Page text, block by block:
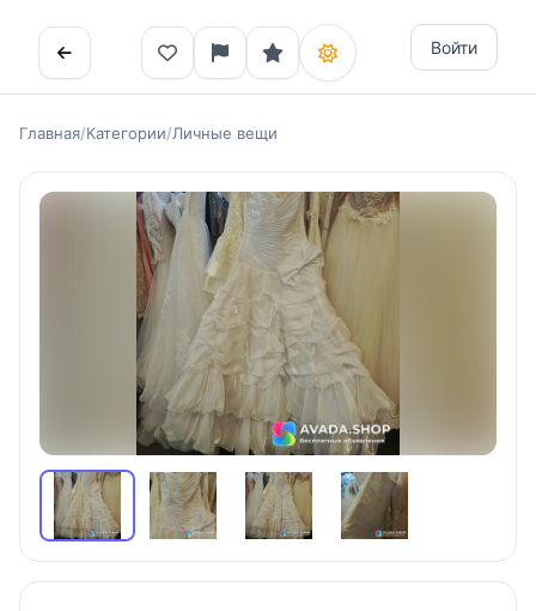
Войти
Главная/Категории/Личные вещи